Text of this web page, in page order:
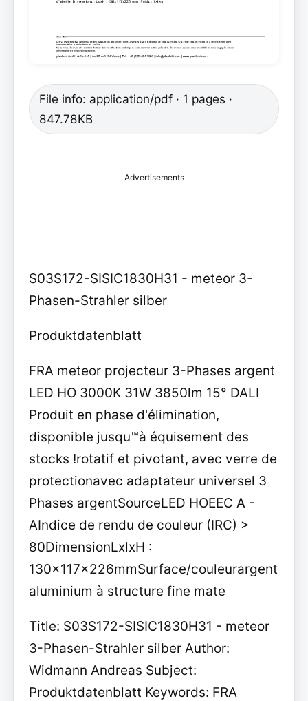
File info: application/pdf · 1 pages ·
847.78KB
Advertisements
S03S172-SISIC1830H31 - meteor 3-
Phasen-Strahler silber
Produktdatenblatt
FRA meteor projecteur 3-Phases argent
LED HO 3000K 31W 3850lm 15° DALI
Produit en phase d'élimination,
disponible jusqu™à équisement des
stocks !rotatif et pivotant, avec verre de
protectionavec adaptateur universel 3
Phases argentSourceLED HOEEC A -
AIndice de rendu de couleur (IRC) >
80DimensionLxlxH :
130x117x226mmSurface/couleurargent
aluminium à structure fine mate
Title: S03S172-SISIC1830H31 - meteor
3-Phasen-Strahler silber Author:
Widmann Andreas Subject:
Produktdatenblatt Keywords: FRA